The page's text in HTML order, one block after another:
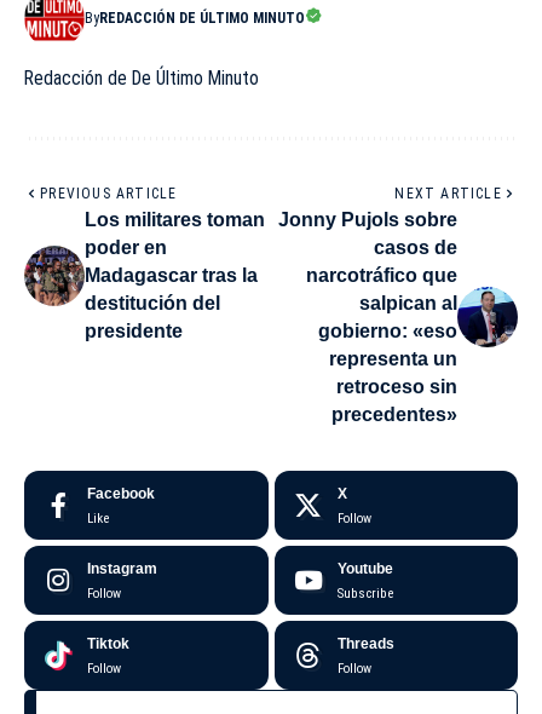
ByREDACCIÓN DE ÚLTIMO MINUTO
Redacción de De Último Minuto
PREVIOUS ARTICLE
Los militares toman
poder en
Madagascar tras la
destitución del
presidente
NEXT ARTICLE
Jonny Pujols sobre
casos de
narcotráfico que
salpican al
gobierno: «eso
representa un
retroceso sin
precedentes»
Facebook
Like
X
Follow
Instagram
Follow
Youtube
Subscribe
Tiktok
Follow
Threads
Follow